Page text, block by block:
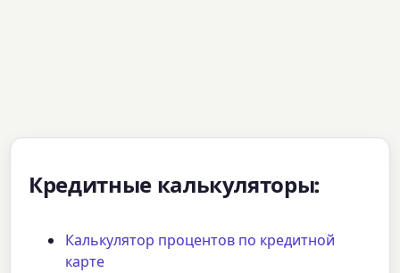
Кредитные калькуляторы:
Калькулятор процентов по кредитной
карте